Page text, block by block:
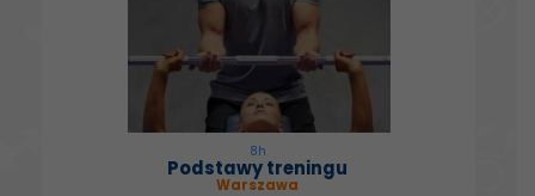
8h
Podstawy treningu
Warszawa